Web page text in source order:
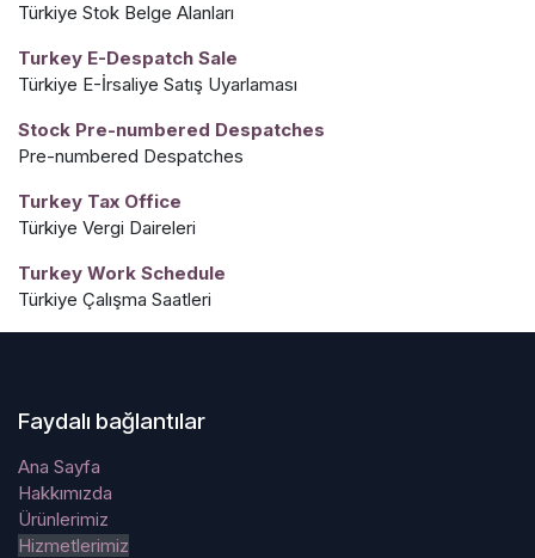
Türkiye Stok Belge Alanları
Turkey E-Despatch Sale
Türkiye E-İrsaliye Satış Uyarlaması
Stock Pre-numbered Despatches
Pre-numbered Despatches
Turkey Tax Office
Türkiye Vergi Daireleri
Turkey Work Schedule
Türkiye Çalışma Saatleri
Faydalı bağlantılar
Ana Sayfa
Hakkımızda
Ürünlerimiz
Hizmetlerimiz